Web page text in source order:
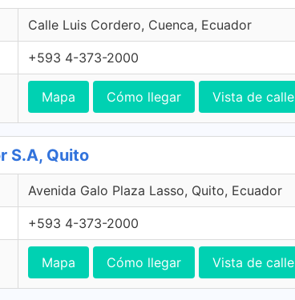
Calle Luis Cordero, Cuenca, Ecuador
+593 4-373-2000
Mapa Cómo llegar Vista de calle
S.A, Quito
Avenida Galo Plaza Lasso, Quito, Ecuador
+593 4-373-2000
Mapa Cómo llegar Vista de calle